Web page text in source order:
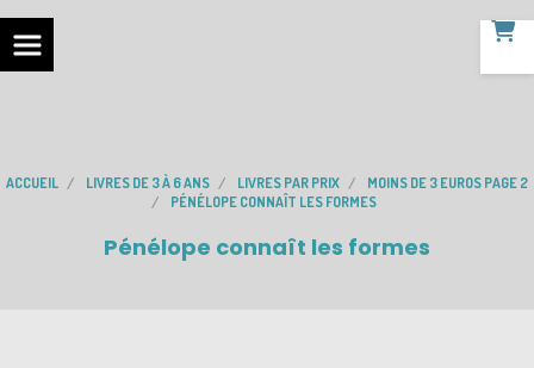
ACCUEIL LIVRES DE 3 À 6 ANS LIVRES PAR PRIX
MOINS DE 3 EUROS PAGE 2
PÉNÉLOPE CONNAÎT LES FORMES
Pénélope connaît les formes